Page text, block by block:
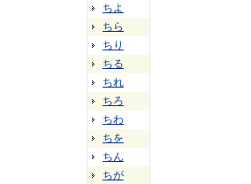
ちよ
ちら
ちり
ちる
ちれ
ちろ
ちわ
ちを
ちん
ちが